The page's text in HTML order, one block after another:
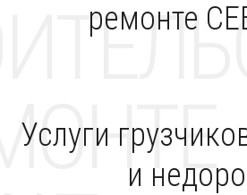
ремонте
Услуги
и